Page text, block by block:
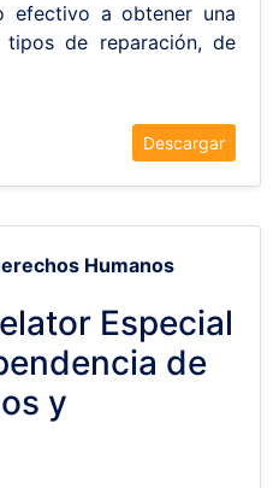
efectivo a obtener una
de reparación, de
Descargar
Humanos
Especial
de
y